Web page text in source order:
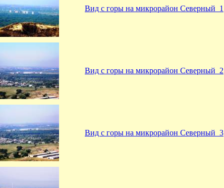
Вид с горы на микрорайон Северный_1
Вид с горы на микрорайон Северный_2
Вид с горы на микрорайон Северный_3